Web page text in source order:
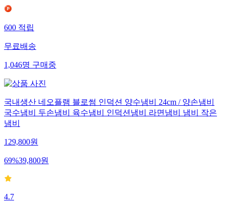
600적립
무료배송
1,046명구매중
국내생산 네오플램 블로썸 인덕션 양수냄비 24cm / 양손냄비
국수냄비 두손냄비 육수냄비 인덕션냄비 라면냄비 냄비 작은
냄비
129,800원
69%39,800원
4.7